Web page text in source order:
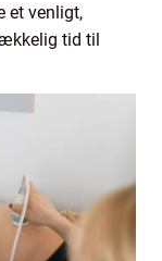
et venligt,
tid til